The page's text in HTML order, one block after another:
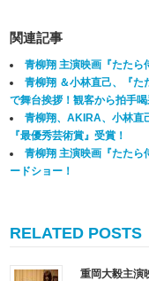
関連記事
青柳翔 主演映画『たたら
青柳翔 ＆小林直己、『た
で舞台挨拶！観客から拍手喝
青柳翔、AKIRA、小林直
『最優秀芸術賞』受賞！
青柳翔 主演映画『たたら
ードショー！
RELATED POSTS
重岡大毅主演